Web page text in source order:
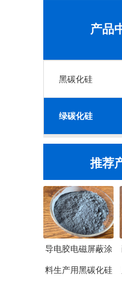
产品
黑碳化硅
绿碳化硅
推荐
导电胶电磁屏蔽涂
料生产用黑碳化硅